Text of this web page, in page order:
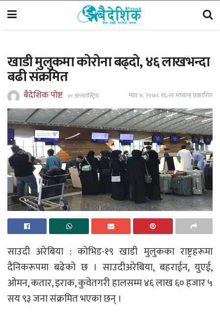
खाडी मुलुकमा कोरोना बढ्दो, ४६ लाखभन्दा
बढी संक्रमित
बैदेशिक पोष्ट inअन्तरास्ट्रिय माघ ४, २०७८ १६;२१ मध्यान्ह प्रकाशित
साउदी अरेबिया : कोभिड-१९ खाडी मुलुकका राष्ट्रहरूमा
दैनिकरूपमा बढेको छ । साउदीअरेबिया, बहराईन, युएई,
ओमन, कतार, इराक, कुवेतगरी हालसम्म ४६ लाख ६० हजार ५
सय ९३ जना संक्रमित भएका छन् ।